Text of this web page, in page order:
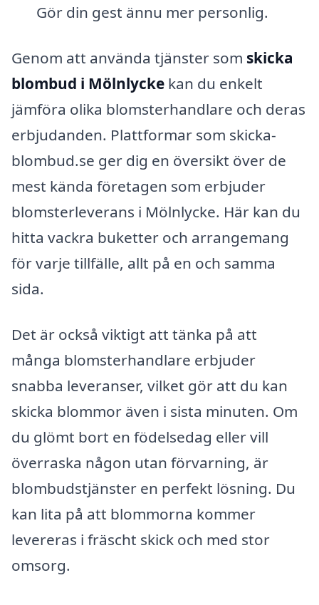
Gör din gest ännu mer personlig.
Genom att använda tjänster som skicka
blombud i Mölnlycke kan du enkelt
jämföra olika blomsterhandlare och deras
erbjudanden. Plattformar som skicka-
blombud.se ger dig en översikt över de
mest kända företagen som erbjuder
blomsterleverans i Mölnlycke. Här kan du
hitta vackra buketter och arrangemang
för varje tillfälle, allt på en och samma
sida.
Det är också viktigt att tänka på att
många blomsterhandlare erbjuder
snabba leveranser, vilket gör att du kan
skicka blommor även i sista minuten. Om
du glömt bort en födelsedag eller vill
överraska någon utan förvarning, är
blombudstjänster en perfekt lösning. Du
kan lita på att blommorna kommer
levereras i fräscht skick och med stor
omsorg.